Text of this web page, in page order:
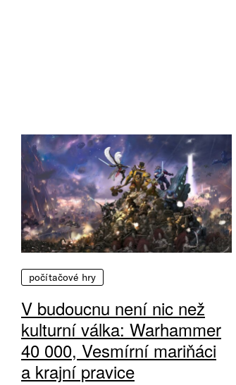
počítačové hry
V budoucnu není nic než
kulturní válka: Warhammer
40 000, Vesmírní mariňáci
a krajní pravice